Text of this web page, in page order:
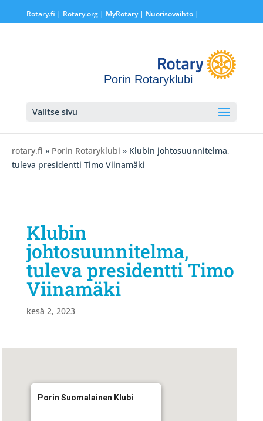
Rotary.fi | Rotary.org| MyRotary | Nuorisovaihto|
Porin Rotaryklubi
Valitse sivu
rotary.fi » Porin Rotaryklubi » Klubin johtosuunnitelma,
tuleva presidentti Timo Viinamäki
Klubin
johtosuunnitelma,
tuleva presidentti Timo
Viinamäki
kesä 2, 2023
Porin Suomalainen Klubi